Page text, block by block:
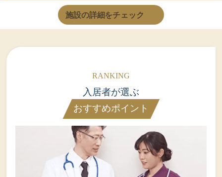
施設の詳細をチェック
入居者が選ぶ
おすすめポイント